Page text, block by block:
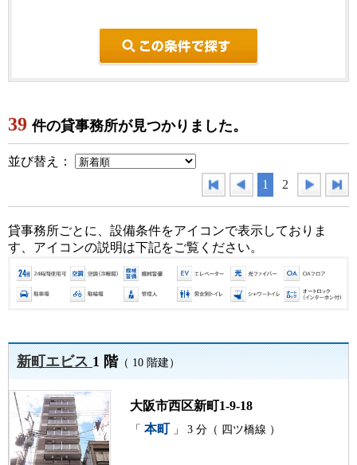
39 件の貸事務所が見つかりました。
並び替え：
1
2
貸事務所ごとに、設備条件をアイコンで表示しておりま
す、アイコンの説明は下記をご覧ください。
新町エビス1 階（ 10 階建）
大阪市西区新町1-9-18
「 本町 」 3 分（ 四ツ橋線 ）